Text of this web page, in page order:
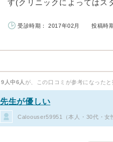
す(クリニックによってはス
受診時期： 2017年02月 投稿時
9人中6人 が、この口コミが参考になったと
先生が優しい
Caloouser59951（本人・30代・女